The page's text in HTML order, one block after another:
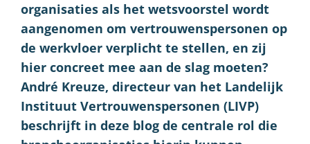
organisaties als het wetsvoorstel wordt
aangenomen om vertrouwenspersonen op
de werkvloer verplicht te stellen, en zij
hier concreet mee aan de slag moeten?
André Kreuze, directeur van het Landelijk
Instituut Vertrouwenspersonen (LIVP)
beschrijft in deze blog de centrale rol die